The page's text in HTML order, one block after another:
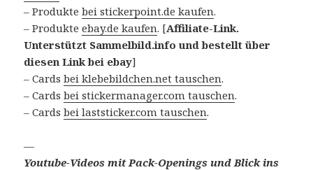
– Produktebei stickerpoint.de kaufen.
– Produkteebay.de kaufen. [Affiliate-Link.
Unterstützt Sammelbild.info und bestellt über
diesen Link bei ebay]
– Cardsbei klebebildchen.net tauschen.
– Cardsbei stickermanager.com tauschen.
– Cardsbei laststicker.com tauschen.
—
Youtube-Videos mit Pack-Openings und Blick ins